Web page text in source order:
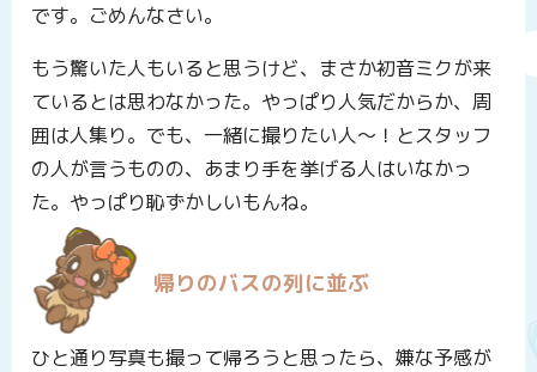
です。ごめんなさい。
もう驚いた人もいると思うけど、まさか初音ミクが来
ているとは思わなかった。やっぱり人気だからか、周
囲は人集り。でも、一緒に撮りたい人〜！とスタッフ
の人が言うものの、あまり手を挙げる人はいなかっ
た。やっぱり恥ずかしいもんね。
帰りのバスの列に並ぶ
ひと通り写真も撮って帰ろうと思ったら、嫌な予感が